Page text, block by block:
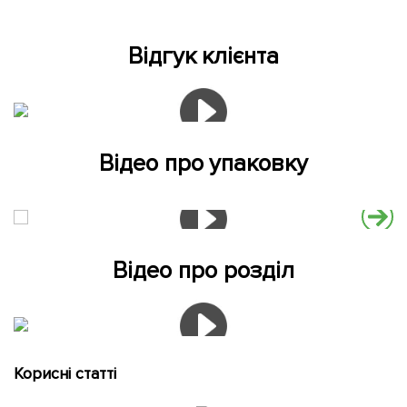
Відгук клієнта
Відео про упаковку
Відео про розділ
Корисні статті